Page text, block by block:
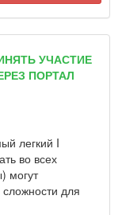
УЧАСТИЕ
ПОРТАЛ
легкий I
во всех
могут
для